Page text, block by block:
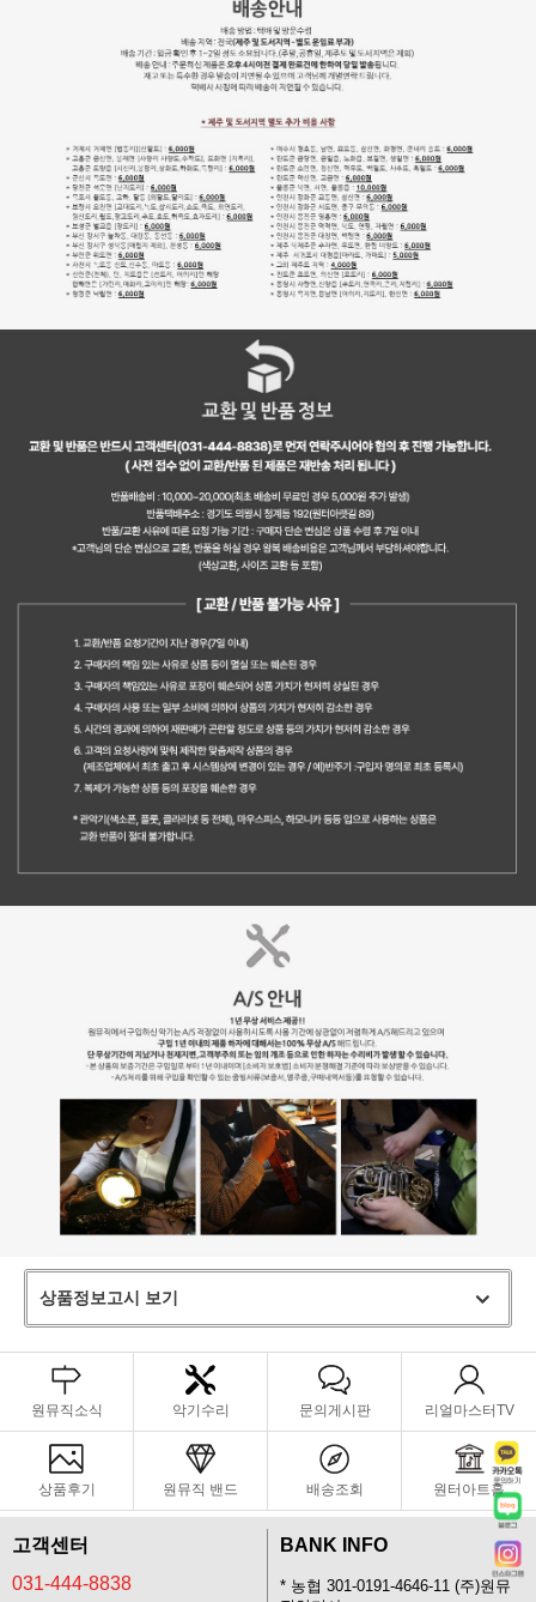
상품정보고시 보기
원뮤직소식 악기수리 문의게시판 리얼마스터TV
상품후기 원뮤직 밴드 배송조회 원터아트홀
고객센터
031-444-8838
BANK INFO
* 농협 301-0191-4646-11 (주)원뮤